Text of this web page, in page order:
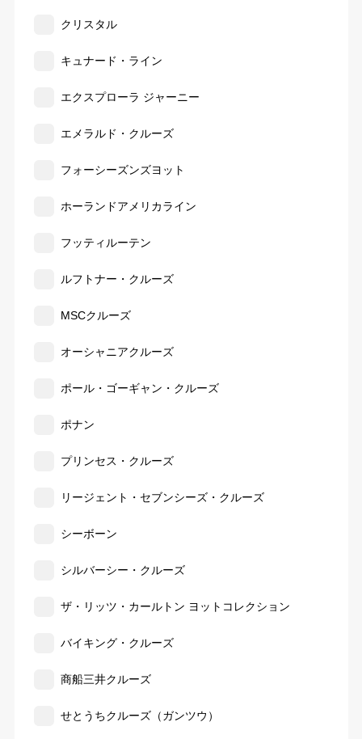
クリスタル
キュナード・ライン
エクスプローラ ジャーニー
エメラルド・クルーズ
フォーシーズンズヨット
ホーランドアメリカライン
フッティルーテン
ルフトナー・クルーズ
MSCクルーズ
オーシャニアクルーズ
ポール・ゴーギャン・クルーズ
ポナン
プリンセス・クルーズ
リージェント・セブンシーズ・クルーズ
シーボーン
シルバーシー・クルーズ
ザ・リッツ・カールトン ヨットコレクション
バイキング・クルーズ
商船三井クルーズ
せとうちクルーズ（ガンツウ）